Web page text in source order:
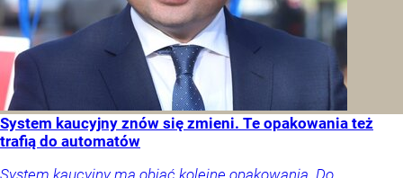
System kaucyjny znów się zmieni. Te opakowania też
trafią do automatów
System kaucyjny ma objąć kolejne opakowania. Do